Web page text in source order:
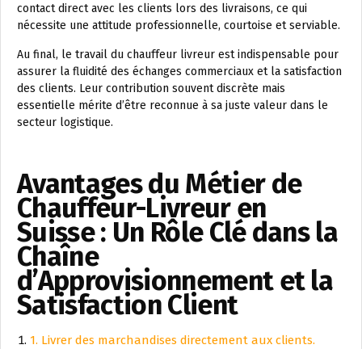
contact direct avec les clients lors des livraisons, ce qui
nécessite une attitude professionnelle, courtoise et serviable.
Au final, le travail du chauffeur livreur est indispensable pour
assurer la fluidité des échanges commerciaux et la satisfaction
des clients. Leur contribution souvent discrète mais
essentielle mérite d’être reconnue à sa juste valeur dans le
secteur logistique.
Avantages du Métier de
Chauffeur-Livreur en
Suisse : Un Rôle Clé dans la
Chaîne
d’Approvisionnement et la
Satisfaction Client
1. Livrer des marchandises directement aux clients.